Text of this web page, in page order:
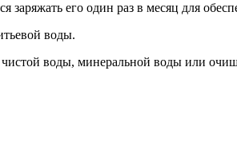
заряжать его один раз в месяц для
воды.
воды, минеральной воды или